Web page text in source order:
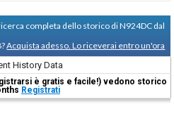
completa dello storico di N924DC dal
Acquista adesso. Lo riceverai entro un'ora
History Data
è gratis e facile!) vedono storico
Registrati